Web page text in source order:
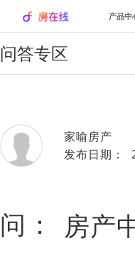
产品中
问答专区
家喻房产
发布日期：
问： 房产